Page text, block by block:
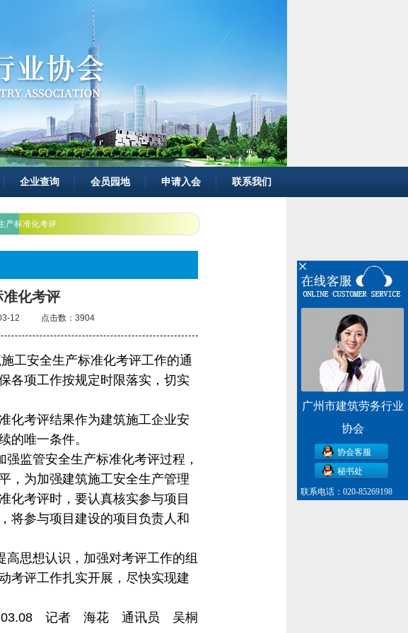
企业查询 会员园地 申请入会 联系我们
产标准化考评
准化考评
12 点击数：3904
安全生产标准化考评工作的通
各项工作按规定时限落实，切实
考评结果作为建筑施工企业安
的唯一条件。
监管安全生产标准化考评过程，
，为加强建筑施工安全生产管理
化考评时，要认真核实参与项目
将参与项目建设的项目负责人和
思想认识，加强对考评工作的组
考评工作扎实开展，尽快实现建
记者 海花 通讯员 吴桐
广州市建筑劳务行业
协会
协会客服
秘书处
联系电话：020-85269198